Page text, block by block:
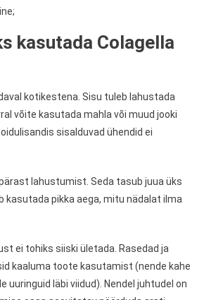
kasutada Colagella
kotikestena. Sisu tuleb lahustada
võite kasutada mahla või muud jooki
sisalduvad ühendid ei
lahustumist. Seda tasub juua üks
kasutada pikka aega, mitu nädalat ilma
ei tohiks siiski ületada. Rasedad ja
kaaluma toote kasutamist (nende kahe
uuringuid läbi viidud). Nendel juhtudel on